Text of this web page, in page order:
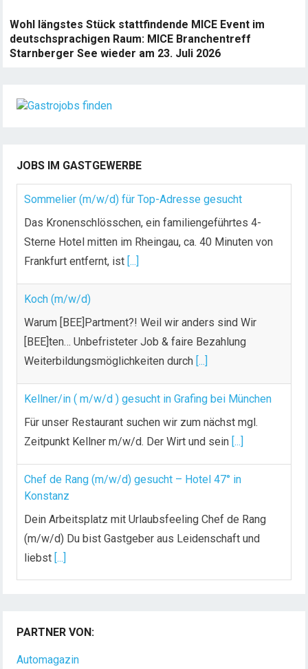
Wohl längstes Stück stattfindende MICE Event im
deutschsprachigen Raum: MICE Branchentreff
Starnberger See wieder am 23. Juli 2026
JOBS IM GASTGEWERBE
Sommelier (m/w/d) für Top-Adresse gesucht
Das Kronenschlösschen, ein familiengeführtes 4-
Sterne Hotel mitten im Rheingau, ca. 40 Minuten von
Frankfurt entfernt, ist [...]
Koch (m/w/d)
Warum [BEE]Partment?! Weil wir anders sind Wir
[BEE]ten… Unbefristeter Job & faire Bezahlung
Weiterbildungsmöglichkeiten durch [...]
Kellner/in ( m/w/d ) gesucht in Grafing bei München
Für unser Restaurant suchen wir zum nächst mgl.
Zeitpunkt Kellner m/w/d. Der Wirt und sein [...]
Chef de Rang (m/w/d) gesucht – Hotel 47° in
Konstanz
Dein Arbeitsplatz mit Urlaubsfeeling Chef de Rang
(m/w/d) Du bist Gastgeber aus Leidenschaft und
liebst [...]
Chef de Rang (alle Geschlechter) im Seminarhotel
Große Ledder, Wermelskirchen IHRE AUFGABEN UND
PARTNER VON:
Automagazin